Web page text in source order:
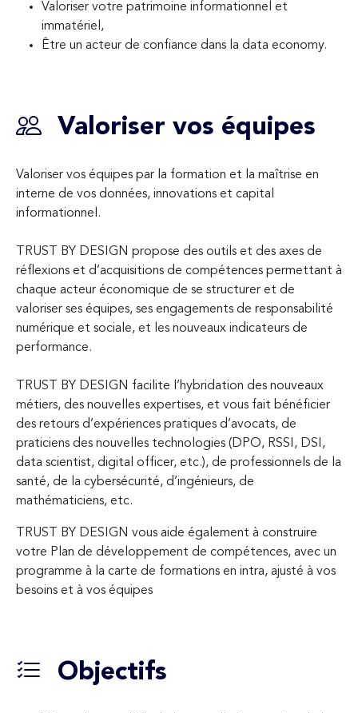
Valoriser votre patrimoine informationnel et
immatériel,
Être un acteur de confiance dans la data economy.
Valoriser vos équipes
Valoriser vos équipes par la formation et la maîtrise en
interne de vos données, innovations et capital
informationnel.
TRUST BY DESIGN propose des outils et des axes de
réflexions et d’acquisitions de compétences permettant à
chaque acteur économique de se structurer et de
valoriser ses équipes, ses engagements de responsabilité
numérique et sociale, et les nouveaux indicateurs de
performance.
TRUST BY DESIGN facilite l’hybridation des nouveaux
métiers, des nouvelles expertises, et vous fait bénéficier
des retours d’expériences pratiques d’avocats, de
praticiens des nouvelles technologies (DPO, RSSI, DSI,
data scientist, digital officer, etc.), de professionnels de la
santé, de la cybersécurité, d’ingénieurs, de
mathématiciens, etc.
TRUST BY DESIGN vous aide également à construire
votre Plan de développement de compétences, avec un
programme à la carte de formations en intra, ajusté à vos
besoins et à vos équipes
Objectifs